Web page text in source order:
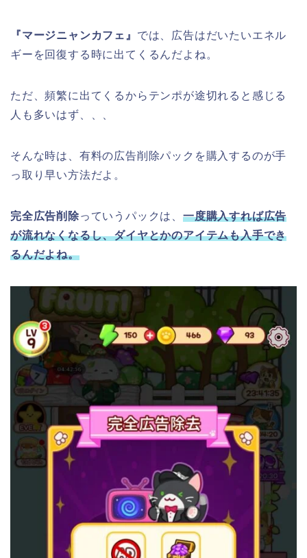
『マージニャンカフェ』 では、広告はだいたいエネル
ギーを回復する時に出てくるんだよね。
ただ、頻繁に出てくるからテンポが途切れると感じる
人も多いはず、、、
そんな時は、有料の広告削除パックを購入するのが手
っ取り早い方法だよ。
完全広告削除っていうパックは、一度購入すれば広告
が流れなくなるし、ダイヤとかのアイテムも入手でき
るんだよね。